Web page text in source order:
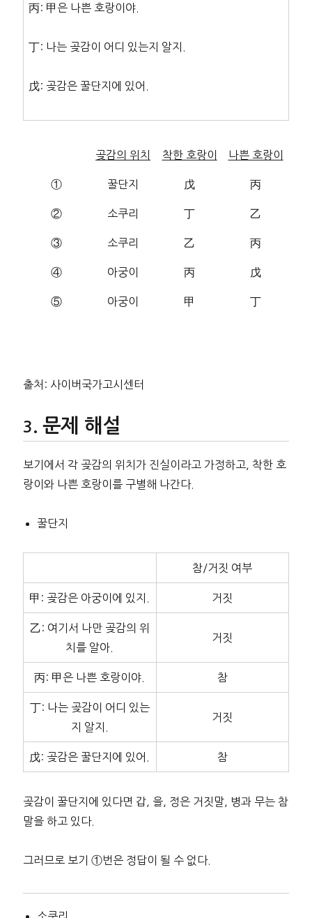
丙: 甲은 나쁜 호랑이야.
丁: 나는 곶감이 어디 있는지 알지.
戊: 곶감은 꿀단지에 있어.
곶감의 위치 착한 호랑이 나쁜 호랑이
① 꿀단지 戊 丙
② 소쿠리 丁 乙
③ 소쿠리 乙 丙
④ 아궁이 丙 戊
⑤ 아궁이 甲 丁
출처: 사이버국가고시센터
문제 해설
보기에서 각 곶감의 위치가 진실이라고 가정하고, 착한 호
랑이와 나쁜 호랑이를 구별해 나간다.
꿀단지
참/거짓 여부
甲: 곶감은 아궁이에 있지. 거짓
乙: 여기서 나만 곶감의 위
치를 알아.
거짓
丙: 甲은 나쁜 호랑이야. 참
丁: 나는 곶감이 어디 있는
지 알지.
거짓
戊: 곶감은 꿀단지에 있어. 참
곶감이 꿀단지에 있다면 갑, 을, 정은 거짓말, 병과 무는 참
말을 하고 있다.
그러므로 보기 ①번은 정답이 될 수 없다.